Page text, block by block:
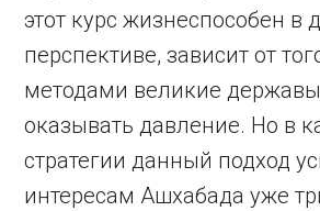
этот курс жизнеспособен в
перспективе, зависит от
методами великие
оказывать давление. Но в
стратегии данный подход
интересам Ашхабада уже